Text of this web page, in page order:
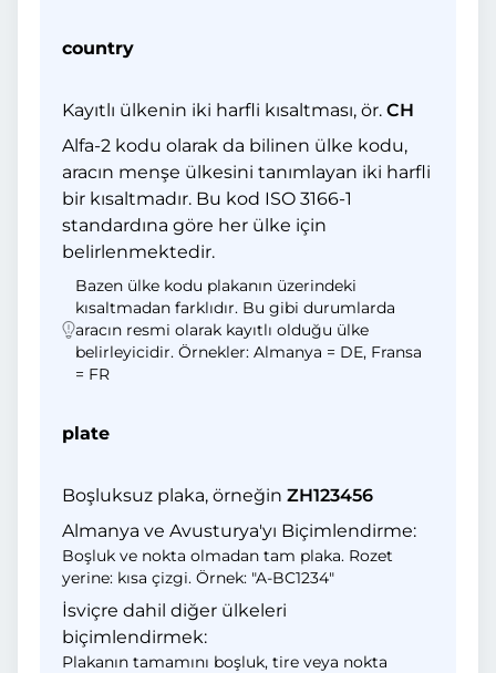
country
Kayıtlı ülkenin iki harfli kısaltması, ör. CH
Alfa-2 kodu olarak da bilinen ülke kodu,
aracın menşe ülkesini tanımlayan iki harfli
bir kısaltmadır. Bu kod ISO 3166-1
standardına göre her ülke için
belirlenmektedir.
Bazen ülke kodu plakanın üzerindeki
kısaltmadan farklıdır. Bu gibi durumlarda
aracın resmi olarak kayıtlı olduğu ülke
belirleyicidir. Örnekler: Almanya = DE, Fransa
= FR
plate
Boşluksuz plaka, örneğin ZH123456
Almanya ve Avusturya'yı Biçimlendirme:
Boşluk ve nokta olmadan tam plaka. Rozet
yerine: kısa çizgi. Örnek: "A-BC1234"
İsviçre dahil diğer ülkeleri
biçimlendirmek:
Plakanın tamamını boşluk, tire veya nokta